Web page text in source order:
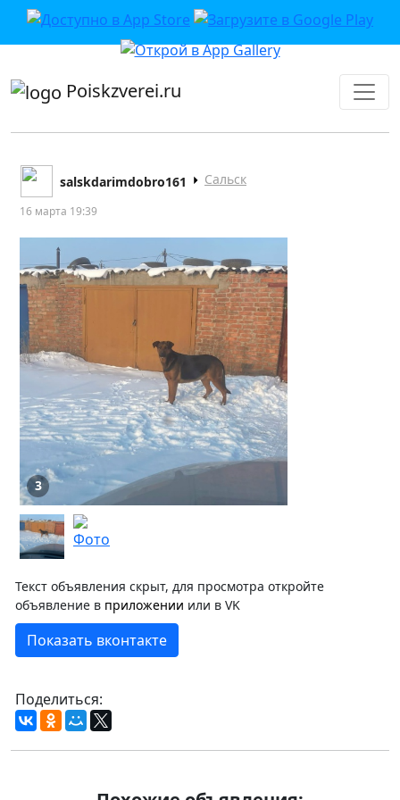
приложении или в VK">
Poiskzverei.ru
salskdarimdobro161 Сальск
16 марта 19:39
3
Текст объявления скрыт, для просмотра откройте
объявление в приложении или в VK
Показать вконтакте
Поделиться: